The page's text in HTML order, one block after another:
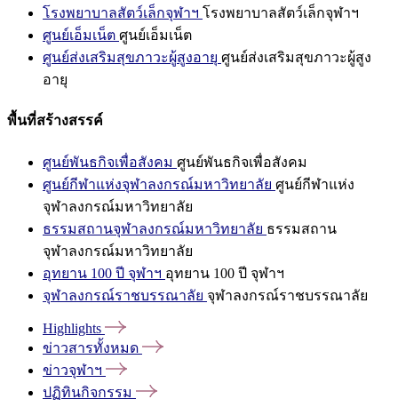
โรงพยาบาลสัตว์เล็กจุฬาฯ โรงพยาบาลสัตว์เล็กจุฬาฯ
ศูนย์เอ็มเน็ต ศูนย์เอ็มเน็ต
ศูนย์ส่งเสริมสุขภาวะผู้สูงอายุ ศูนย์ส่งเสริมสุขภาวะผู้สูง
อายุ
พื้นที่สร้างสรรค์
ศูนย์พันธกิจเพื่อสังคม ศูนย์พันธกิจเพื่อสังคม
ศูนย์กีฬาแห่งจุฬาลงกรณ์มหาวิทยาลัย ศูนย์กีฬาแห่ง
จุฬาลงกรณ์มหาวิทยาลัย
ธรรมสถานจุฬาลงกรณ์มหาวิทยาลัย ธรรมสถาน
จุฬาลงกรณ์มหาวิทยาลัย
อุทยาน 100 ปี จุฬาฯ อุทยาน 100 ปี จุฬาฯ
จุฬาลงกรณ์ราชบรรณาลัย จุฬาลงกรณ์ราชบรรณาลัย
Highlights
ข่าวสารทั้งหมด
ข่าวจุฬาฯ
ปฏิทินกิจกรรม